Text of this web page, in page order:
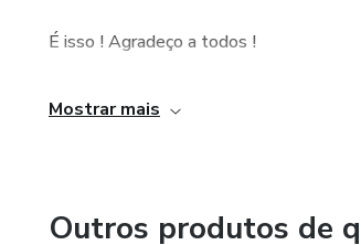
É isso ! Agradeço a todos !
Mostrar mais
Outros produtos de